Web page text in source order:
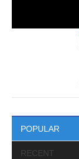
POPULAR
RECENT